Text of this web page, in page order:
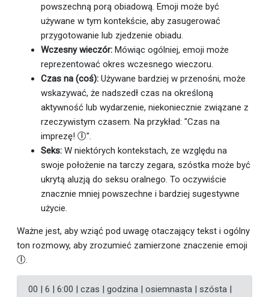
powszechną porą obiadową. Emoji może być
używane w tym kontekście, aby zasugerować
przygotowanie lub zjedzenie obiadu.
Wczesny wieczór: Mówiąc ogólniej, emoji może
reprezentować okres wczesnego wieczoru.
Czas na (coś): Używane bardziej w przenośni, może
wskazywać, że nadszedł czas na określoną
aktywność lub wydarzenie, niekoniecznie związane z
rzeczywistym czasem. Na przykład: "Czas na
imprezę! 🕕".
Seks: W niektórych kontekstach, ze względu na
swoje położenie na tarczy zegara, szóstka może być
ukrytą aluzją do seksu oralnego. To oczywiście
znacznie mniej powszechne i bardziej sugestywne
użycie.
Ważne jest, aby wziąć pod uwagę otaczający tekst i ogólny
ton rozmowy, aby zrozumieć zamierzone znaczenie emoji
🕕.
00 | 6 | 6:00 | czas | godzina | osiemnasta | szósta |